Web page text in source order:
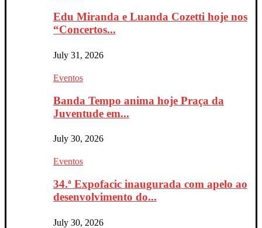
Edu Miranda e Luanda Cozetti hoje nos
“Concertos...
July 31, 2026
Eventos
Banda Tempo anima hoje Praça da
Juventude em...
July 30, 2026
Eventos
34.ª Expofacic inaugurada com apelo ao
desenvolvimento do...
July 30, 2026